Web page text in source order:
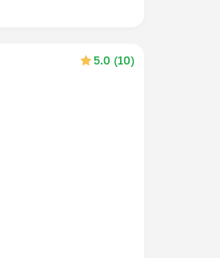
5.0 (10)